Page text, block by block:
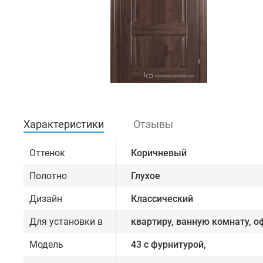
Характеристики Отзывы
Оттенок Коричневый
Полотно Глухое
Дизайн Классический
Для установки в квартиру, ванную комнату,
Модель 43 с фурнитурой,